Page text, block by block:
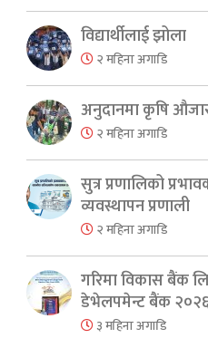
विद्यार्थीलाई झोला
२ महिना अगाडि
अनुदानमा कृषि
२ महिना अगाडि
सुत्र प्रणालिको
व्यवस्थापन प्रणाली
२ महिना अगाडि
गरिमा विकास बैंक
डेभेलपमेन्ट बैंक
३ महिना अगाडि